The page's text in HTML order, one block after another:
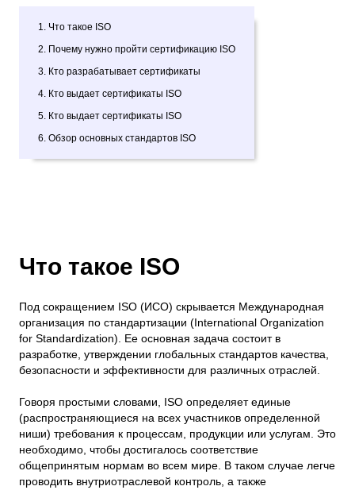
1. Что такое ISO
2. Почему нужно пройти сертификацию ISO
3. Кто разрабатывает сертификаты
4. Кто выдает сертификаты ISO
5. Кто выдает сертификаты ISO
6. Обзор основных стандартов ISO
Что такое ISO
Под сокращением ISO (ИСО) скрывается Международная
организация по стандартизации (International Organization
for Standardization). Ее основная задача состоит в
разработке, утверждении глобальных стандартов качества,
безопасности и эффективности для различных отраслей.
Говоря простыми словами, ISO определяет единые
(распространяющиеся на всех участников определенной
ниши) требования к процессам, продукции или услугам. Это
необходимо, чтобы достигалось соответствие
общепринятым нормам во всем мире. В таком случае легче
проводить внутриотраслевой контроль, а также